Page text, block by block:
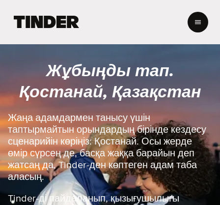
e
r
o
e
Жұбыңды тап.
Қостанай, Қазақстан
Жаңа адамдармен танысу үшін
таптырмайтын орындардың бірінде кездесу
сценарийін көріңіз: Қостанай. Осы жерде
өмір сүрсең де, басқа жаққа барайын деп
жатсаң да, Tinder-ден көптеген адам таба
аласың.
Tinder-ді пайдаланып, қызығушылығы